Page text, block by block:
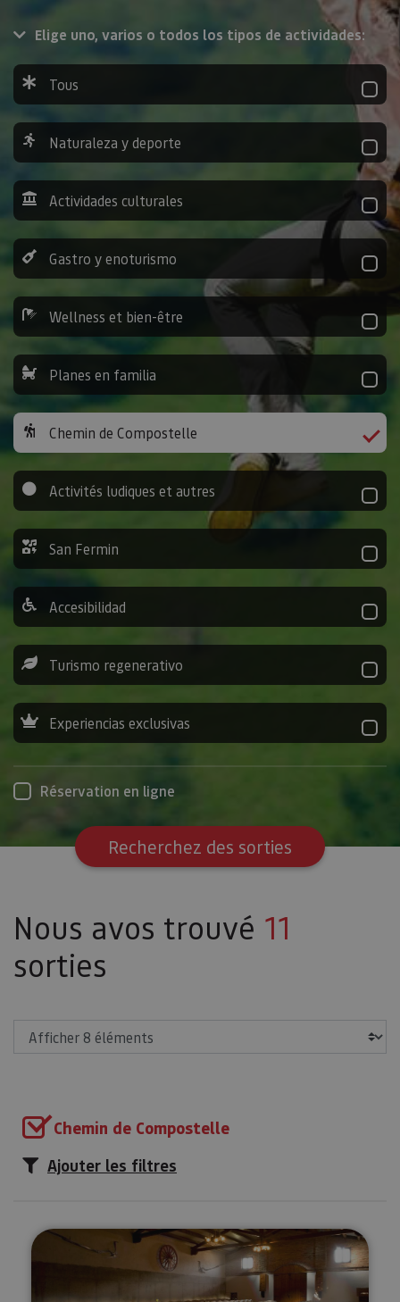
Elige uno, varios o todos los tipos de actividades:
Tous
Naturaleza y deporte
Actividades culturales
Gastro y enoturismo
Wellness et bien-être
Planes en familia
Chemin de Compostelle
Activités ludiques et autres
San Fermin
Accesibilidad
Turismo regenerativo
Experiencias exclusivas
Réservation en ligne
Recherchez des sorties
Nous avos trouvé 11
sorties
Chemin de Compostelle
Ajouter les filtres
Visita, cata y maridaje en